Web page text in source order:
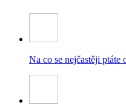
Na co se nejčastěji ptáte